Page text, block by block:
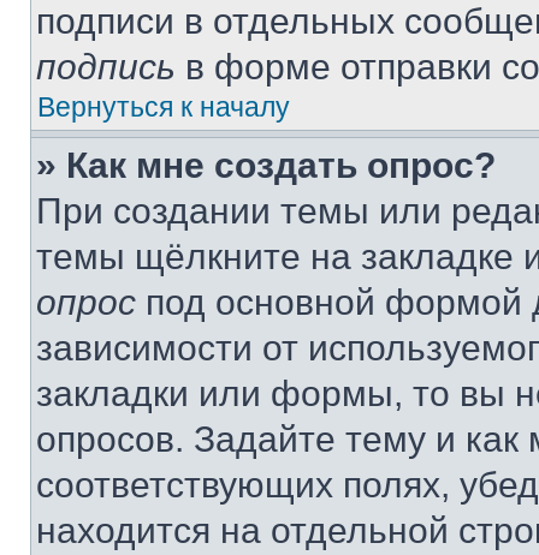
подписи в отдельных
подпись в форме отправки
Вернуться к началу
» Как мне создать опрос?
При создании темы или
темы щёлкните на
опрос под основной формой
зависимости от
закладки или формы, то вы
опросов. Задайте тему и
соответствующих полях,
находится на отдельной